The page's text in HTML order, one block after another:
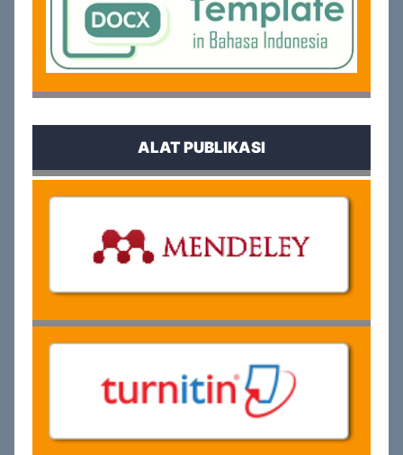
ALAT PUBLIKASI